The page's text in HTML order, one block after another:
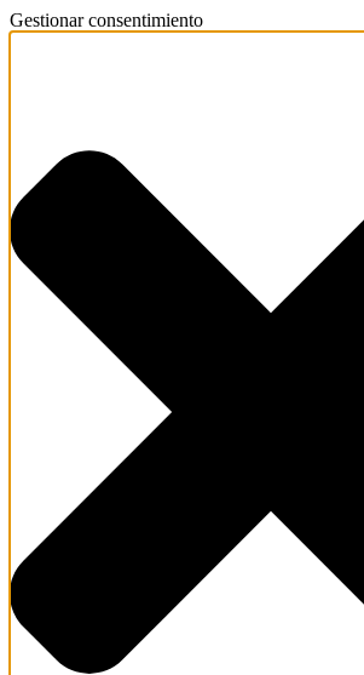
Gestionar consentimiento